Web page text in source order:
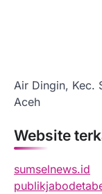
Air Dingin, Kec.
Aceh
Website
sumselnews.id